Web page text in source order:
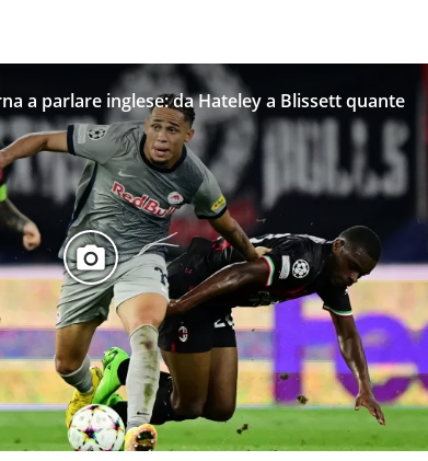
a parlare inglese: da Hateley a Blissett quante